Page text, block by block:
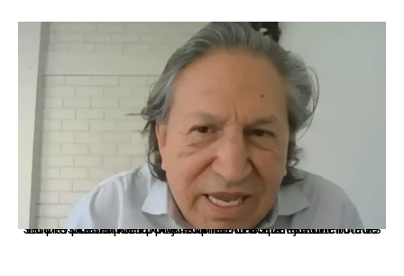
La presidenta Keiko Fujimori informó que la solicitud de indulto presentada por el expresidente Alejandro Toledo será evaluada por la Comisión de Gracias Presidenciales conforme al procedimiento establecido.